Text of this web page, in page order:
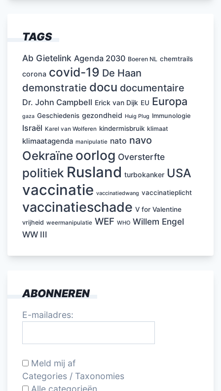
TAGS
Ab Gietelink Agenda 2030 Boeren NL chemtrails
corona covid-19 De Haan
demonstratie docu documentaire
Dr. John Campbell Erick van Dijk EU Europa
gaza Geschiedenis gezondheid Huig Plug Immunologie
Israël Karel van Wolferen kindermisbruik klimaat
klimaatagenda manipulatie nato navo
Oekraïne oorlog Oversterfte
politiek Rusland turbokanker USA
vaccinatie vaccinatiedwang vaccinatieplicht
vaccinatieschade V for Valentine
vrijheid weermanipulatie WEF WHO Willem Engel
WW III
ABONNEREN
E-mailadres:
Meld mij af
Categories / Taxonomies
Alle categorieën